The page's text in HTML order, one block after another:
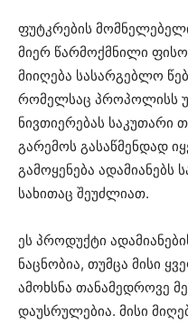
ფუტკრების
მიერ წარმოქმნილი
მიიღება სასარგებლო
რომელსაც პროპოლისს
ნივთიერებას საკუთარი
გარემოს გასაწმენდად
გამოყენება
სახითაც შეუძლიათ.
ეს პროდუქტი
ნაცნობია, თუმცა მისი
ამოხსნა თანამედროვე
დაუსრულებია. მისი